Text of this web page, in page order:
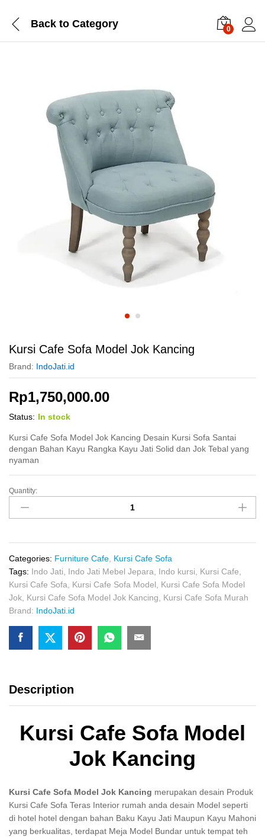
Back to Category 0
Kursi Cafe Sofa Model Jok Kancing
Brand: IndoJati.id
Rp1,750,000.00
Status: In stock
Kursi Cafe Sofa Model Jok Kancing Desain Kursi Sofa Santai
dengan Bahan Kayu Rangka Kayu Jati Solid dan Jok Tebal yang
nyaman
Kursi
Cafe
Sofa
Jok
Kancing
quantity
Quantity:
Categories: Furniture Cafe Kursi Cafe Sofa
Tags: Indo Jati Indo Jati Mebel Jepara Indo kursi Kursi Cafe
Kursi Cafe Sofa
Kursi Cafe Sofa Model
Kursi Cafe Sofa Model
Jok Kursi Cafe Sofa Model Jok Kancing
Kursi Cafe Sofa Murah
Brand: IndoJati.id
Description
Kursi Cafe Sofa Model
Jok Kancing
Kursi Cafe Sofa Model Jok Kancing merupakan desain Produk
Kursi Cafe Sofa Teras Interior rumah anda desain Model seperti
di hotel hotel dengan bahan Baku Kayu Jati Maupun Kayu Mahoni
yang berkualitas, terdapat Meja Model Bundar untuk tempat teh